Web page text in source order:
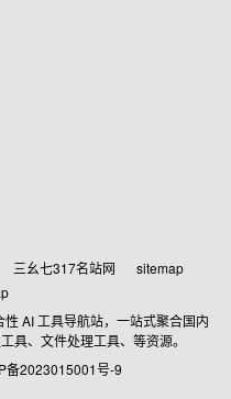
三幺七317名站网
sitemap
AI 工具导航站，一站式聚合国内
具、文件处理工具、等资源。
备2023015001号-9